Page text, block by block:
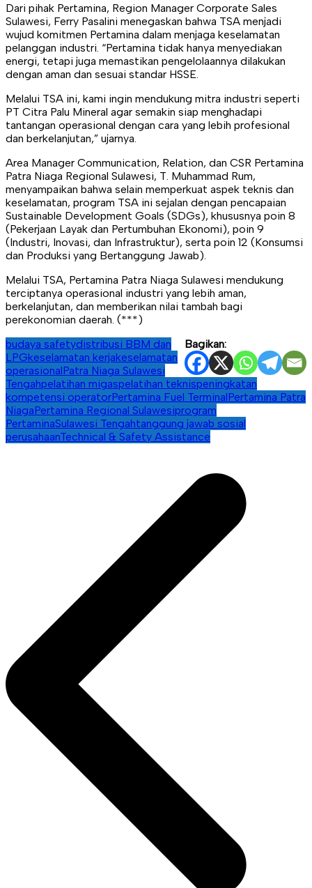
Dari pihak Pertamina, Region Manager Corporate Sales
Sulawesi, Ferry Pasalini menegaskan bahwa TSA menjadi
wujud komitmen Pertamina dalam menjaga keselamatan
pelanggan industri. “Pertamina tidak hanya menyediakan
energi, tetapi juga memastikan pengelolaannya dilakukan
dengan aman dan sesuai standar HSSE.
Melalui TSA ini, kami ingin mendukung mitra industri seperti
PT Citra Palu Mineral agar semakin siap menghadapi
tantangan operasional dengan cara yang lebih profesional
dan berkelanjutan,” ujarnya.
Area Manager Communication, Relation, dan CSR Pertamina
Patra Niaga Regional Sulawesi, T. Muhammad Rum,
menyampaikan bahwa selain memperkuat aspek teknis dan
keselamatan, program TSA ini sejalan dengan pencapaian
Sustainable Development Goals (SDGs), khususnya poin 8
(Pekerjaan Layak dan Pertumbuhan Ekonomi), poin 9
(Industri, Inovasi, dan Infrastruktur), serta poin 12 (Konsumsi
dan Produksi yang Bertanggung Jawab).
Melalui TSA, Pertamina Patra Niaga Sulawesi mendukung
terciptanya operasional industri yang lebih aman,
berkelanjutan, dan memberikan nilai tambah bagi
perekonomian daerah. (***)
Bagikan:
budaya safetydistribusi BBM dan
LPGkeselamatan kerjakeselamatan
operasionalPatra Niaga Sulawesi
Tengahpelatihan migaspelatihan teknispeningkatan
kompetensi operatorPertamina Fuel TerminalPertamina Patra
NiagaPertamina Regional Sulawesiprogram
PertaminaSulawesi Tengahtanggung jawab sosial
perusahaanTechnical & Safety Assistance